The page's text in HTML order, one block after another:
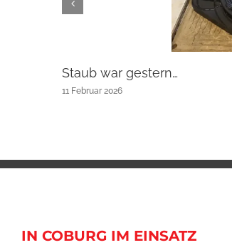
Staub war gestern…
11 Februar 2026
IN COBURG IM EINSATZ